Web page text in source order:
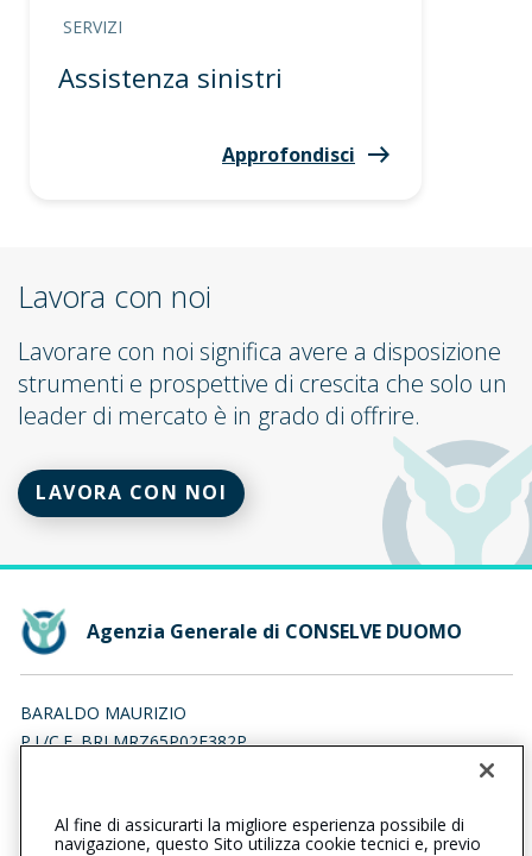
SERVIZI
Assistenza sinistri
Approfondisci
Lavora con noi
Lavorare con noi significa avere a disposizione
strumenti e prospettive di crescita che solo un
leader di mercato è in grado di offrire.
LAVORA CON NOI
Agenzia Generale di CONSELVE DUOMO
BARALDO MAURIZIO
P.I./C.F. BRLMRZ65P02F382P
0499501699 0499501699
Al fine di assicurarti la migliore esperienza possibile di
navigazione, questo Sito utilizza cookie tecnici e, previo